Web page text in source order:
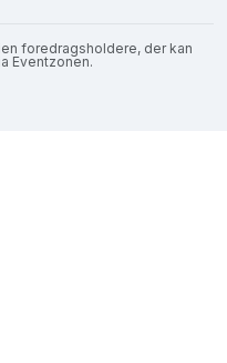
foredragsholdere, der kan
Eventzonen.